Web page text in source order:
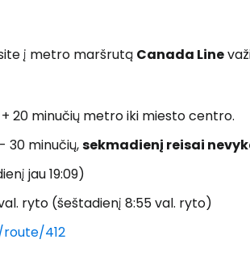
į metro maršrutą Canada Line
20 minučių metro iki miesto centro.
30 minučių,sekmadienį reisai
jau 19:09)
ryto (šeštadienį 8:55 val. ryto)
412